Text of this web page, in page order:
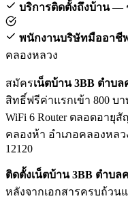
บริการติดตั้งถึงบ้าน—
พนักงานบริษัทมืออาชี
คลองหลวง
สมัครเน็ตบ้าน 3BB ตำบ
สิทธิ์ฟรีค่าแรกเข้า 800 บ
WiFi 6 Router ตลอดอา
คลองห้า อำเภอคลองหล
12120
ติดตั้งเน็ตบ้าน 3BB ตำบล
หลังจากเอกสารครบถ้ว